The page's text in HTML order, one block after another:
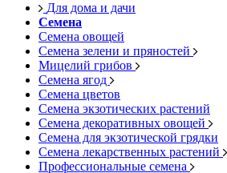
Для дома и дачи
Семена
Семена овощей
Семена зелени и пряностей
Мицелий грибов
Семена ягод
Семена цветов
Семена экзотических растений
Семена декоративных овощей
Семена для экзотической грядки
Семена лекарственных растений
Профессиональные семена